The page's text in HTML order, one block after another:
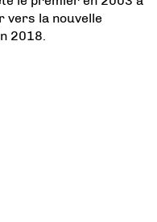
vers la nouvelle
2018.